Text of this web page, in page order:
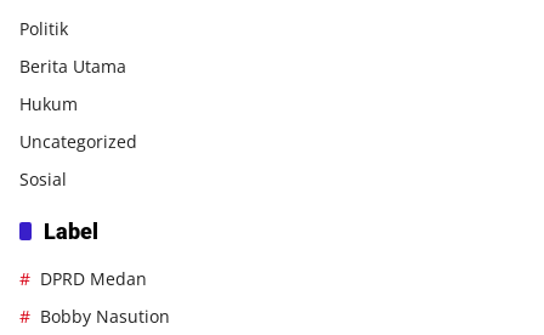
Politik
Berita Utama
Hukum
Uncategorized
Sosial
Label
DPRD Medan
Bobby Nasution